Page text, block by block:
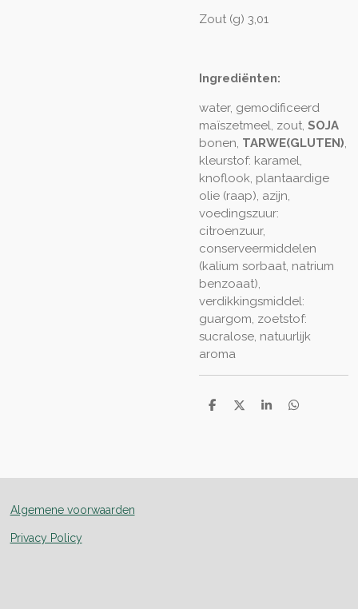
Zout (g) 3,01
Ingrediënten:
water, gemodificeerd
maïszetmeel, zout, SOJA
bonen, TARWE(GLUTEN),
kleurstof: karamel,
knoflook, plantaardige
olie (raap), azijn,
voedingszuur:
citroenzuur,
conserveermiddelen
(kalium sorbaat, natrium
benzoaat),
verdikkingsmiddel:
guargom, zoetstof:
sucralose, natuurlijk
aroma
D
D
S
D
Algemene voorwaarden
Privacy Policy